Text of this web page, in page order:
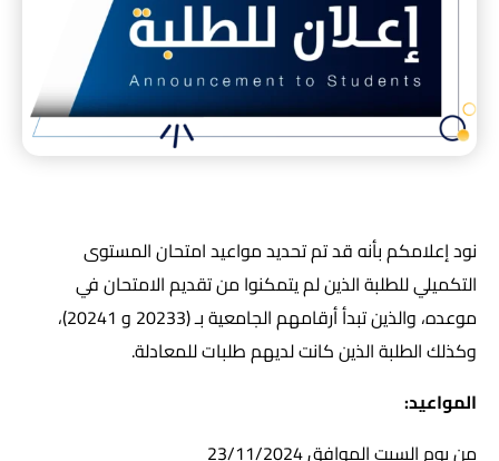
نود إعلامكم بأنه قد تم تحديد مواعيد امتحان المستوى
التكميلي للطلبة الذين لم يتمكنوا من تقديم الامتحان في
موعده، والذين تبدأ أرقامهم الجامعية بـ (20233 و 20241)،
وكذلك الطلبة الذين كانت لديهم طلبات للمعادلة.
المواعيد:
من يوم السبت الموافق 23/11/2024